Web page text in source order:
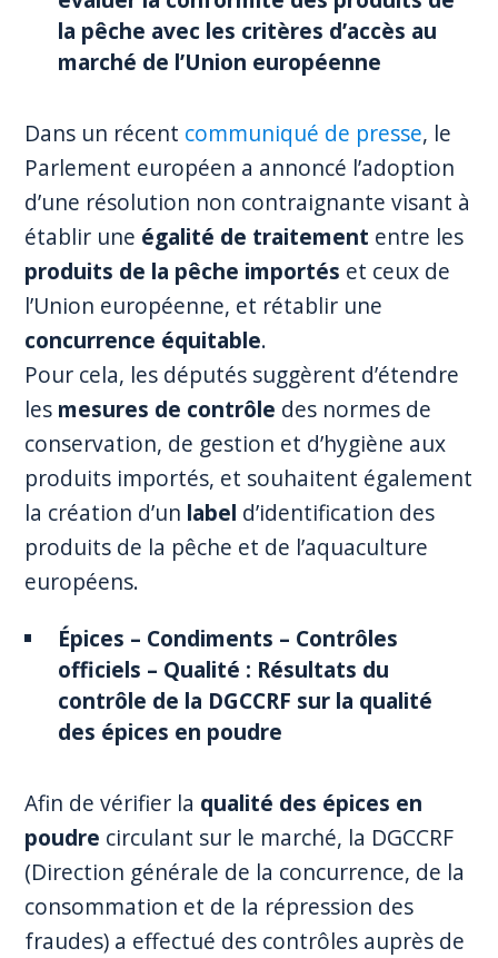
la pêche avec les critères d’accès au
marché de l’Union européenne
Dans un récent communiqué de presse, le
Parlement européen a annoncé l’adoption
d’une résolution non contraignante visant à
établir une égalité de traitement entre les
produits de la pêche importés et ceux de
l’Union européenne, et rétablir une
concurrence équitable.
Pour cela, les députés suggèrent d’étendre
les mesures de contrôle des normes de
conservation, de gestion et d’hygiène aux
produits importés, et souhaitent également
la création d’un label d’identification des
produits de la pêche et de l’aquaculture
européens.
Épices – Condiments – Contrôles
officiels – Qualité : Résultats du
contrôle de la DGCCRF sur la qualité
des épices en poudre
Afin de vérifier la qualité des épices en
poudre circulant sur le marché, la DGCCRF
(Direction générale de la concurrence, de la
consommation et de la répression des
fraudes) a effectué des contrôles auprès de